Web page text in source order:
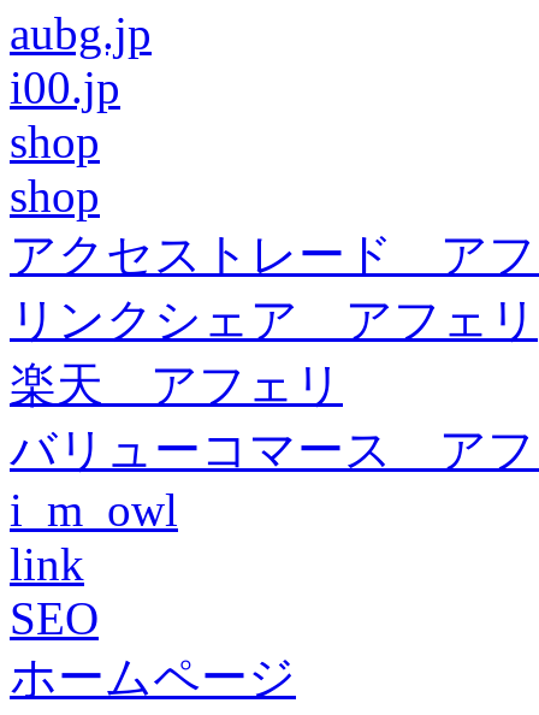
aubg.jp
i00.jp
shop
shop
アクセストレード ア
リンクシェア アフェリ
楽天 アフェリ
バリューコマース ア
i_m_owl
link
SEO
ホームページ